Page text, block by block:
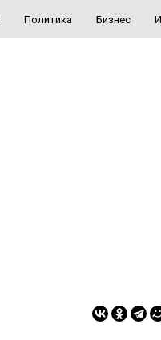
Политика Бизнес